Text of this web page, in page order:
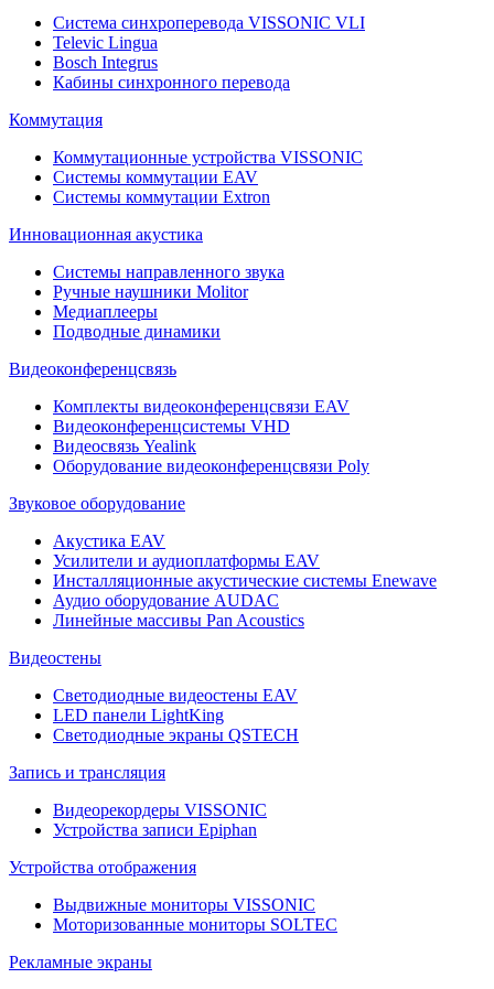
Система синхроперевода VISSONIC VLI
Televic Lingua
Bosch Integrus
Кабины синхронного перевода
Коммутация
Коммутационные устройства VISSONIC
Системы коммутации EAV
Системы коммутации Extron
Инновационная акустика
Системы направленного звука
Ручные наушники Molitor
Медиаплееры
Подводные динамики
Видеоконференцсвязь
Комплекты видеоконференцсвязи EAV
Видеоконференцсистемы VHD
Видеосвязь Yealink
Оборудование видеоконференцсвязи Poly
Звуковое оборудование
Акустика EAV
Усилители и аудиоплатформы EAV
Инсталляционные акустические системы Enewave
Аудио оборудование AUDAC
Линейные массивы Pan Acoustics
Видеостены
Светодиодные видеостены EAV
LED панели LightKing
Светодиодные экраны QSTECH
Запись и трансляция
Видеорекордеры VISSONIC
Устройства записи Epiphan
Устройства отображения
Выдвижные мониторы VISSONIC
Моторизованные мониторы SOLTEC
Рекламные экраны